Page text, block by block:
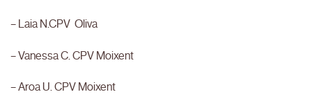
– Laia N.CPV Oliva
– Vanessa C. CPV Moixent
– Aroa U. CPV Moixent